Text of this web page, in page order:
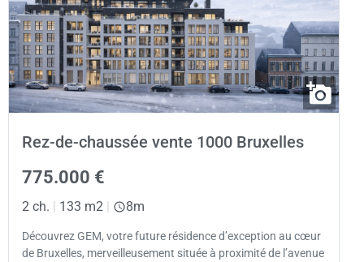
Rez-de-chaussée vente 1000 Bruxelles
775.000 €
2 ch. | 133 m2 | 8m
Découvrez GEM, votre future résidence d’exception au cœur
de Bruxelles, merveilleusement située à proximité de l’avenue